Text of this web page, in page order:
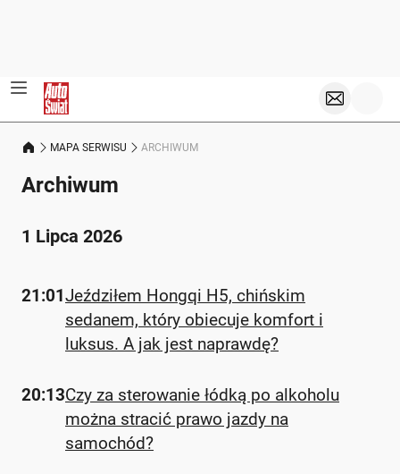
MAPA SERWISU ARCHIWUM
Archiwum
1 Lipca 2026
21:01Jeździłem Hongqi H5, chińskim
sedanem, który obiecuje komfort i
luksus. A jak jest naprawdę?
20:13Czy za sterowanie łódką po alkoholu
można stracić prawo jazdy na
samochód?